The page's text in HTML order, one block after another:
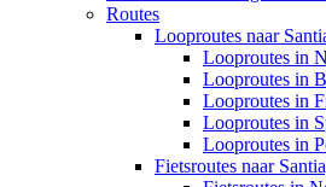
Routes
Looproutes naar
Looproutes in
Looproutes in
Looproutes in
Looproutes in
Looproutes in
Fietsroutes naar